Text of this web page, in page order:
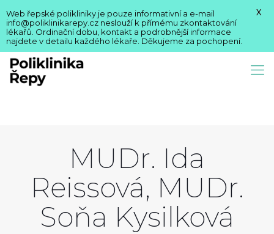
MUDr. Ida
Reissová, MUDr.
Soňa Kysilková
Web řepské polikliniky je pouze informativní a e-mail
info@poliklinikarepy.cz neslouží k přímému zkontaktování
lékařů. Ordinační dobu, kontakt a podrobnější informace
najdete v detailu každého lékaře. Děkujeme za pochopení.
X